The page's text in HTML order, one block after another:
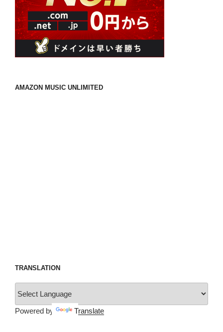
AMAZON MUSIC UNLIMITED
TRANSLATION
Powered by Translate